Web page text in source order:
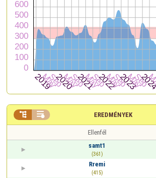
EREDMÉNYEK
 
Ellenfél
samt1
(361)
Rremi
(415)